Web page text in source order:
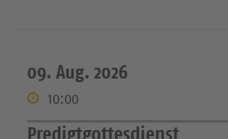
09. Aug. 2026
10:00
Predigtgottesdienst